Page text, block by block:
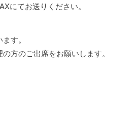
にてお送りください。
す。
方のご出席をお願いします。